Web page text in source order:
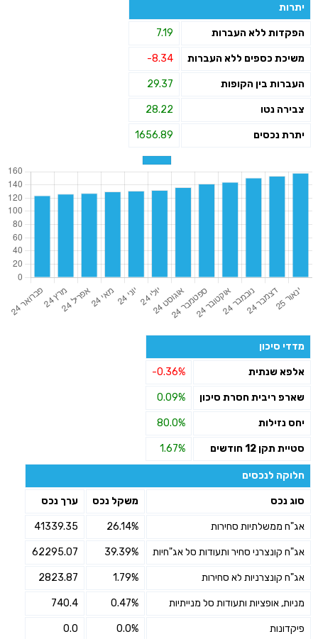
יתרות
הפקדות ללא העברות 7.19
משיכת כספים ללא העברות -8.34
העברות בין הקופות 29.37
צבירה נטו 28.22
יתרת נכסים 1656.89
מדדי סיכון
אלפא שנתית -0.36%
שארפ ריבית חסרת סיכון 0.09%
יחס נזילות 80.0%
סטיית תקן 12 חודשים 1.67%
חלוקה לנכסים
סוג נכס משקל נכס ערך נכס
אג"ח ממשלתיות סחירות 26.14%
41339.35
אג"ח קונצרני סחיר ותעודות סל אג"חיות 39.39%
62295.07
אג"ח קונצרניות לא סחירות 1.79%
2823.87
מניות, אופציות ותעודות סל מנייתיות 0.47%
740.4
פיקדונות 0.0%
0.0